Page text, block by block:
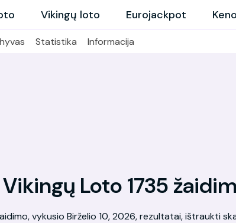
Vikingų loto Eurojackpot
Statistika Informacija
Vikingų Loto 1735
vykusio Birželio 10, 2026, rezultatai, ištraukti